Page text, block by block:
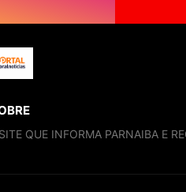
QUE INFORMA PARNAIBA E